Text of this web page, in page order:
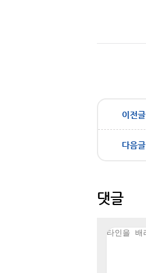
댓글